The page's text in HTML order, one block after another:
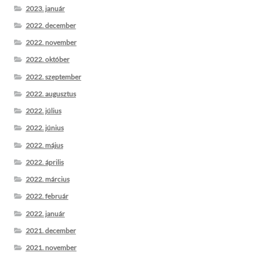
2023. január
2022. december
2022. november
2022. október
2022. szeptember
2022. augusztus
2022. július
2022. június
2022. május
2022. április
2022. március
2022. február
2022. január
2021. december
2021. november